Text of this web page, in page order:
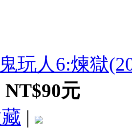
玩人6:煉獄
NT$90元
|